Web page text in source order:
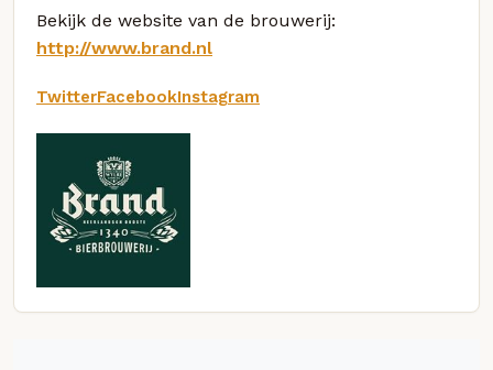
Bekijk de website van de brouwerij:
http://www.brand.nl
TwitterFacebookInstagram